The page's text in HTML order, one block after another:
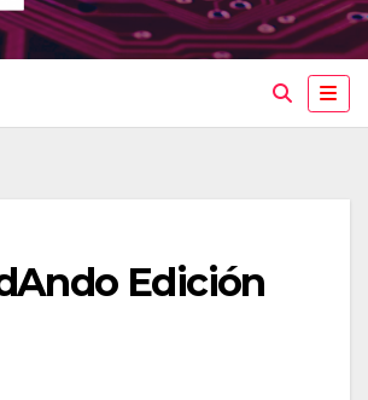
Edición